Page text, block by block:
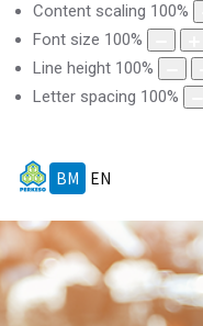
Content scaling 100%
Font size 100%
Line height 100%
Letter spacing 100%
BM EN